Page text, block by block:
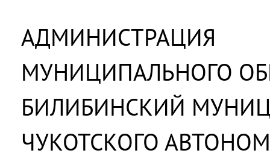
АДМИНИСТРАЦИЯ
МУНИЦИПАЛЬНОГО
БИЛИБИНСКИЙ
ЧУКОТСКОГО